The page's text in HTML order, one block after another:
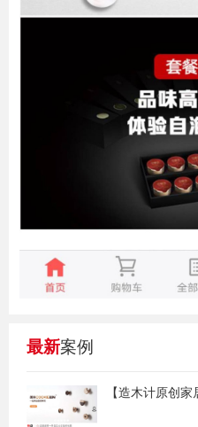
最新案例
【造木计原创家